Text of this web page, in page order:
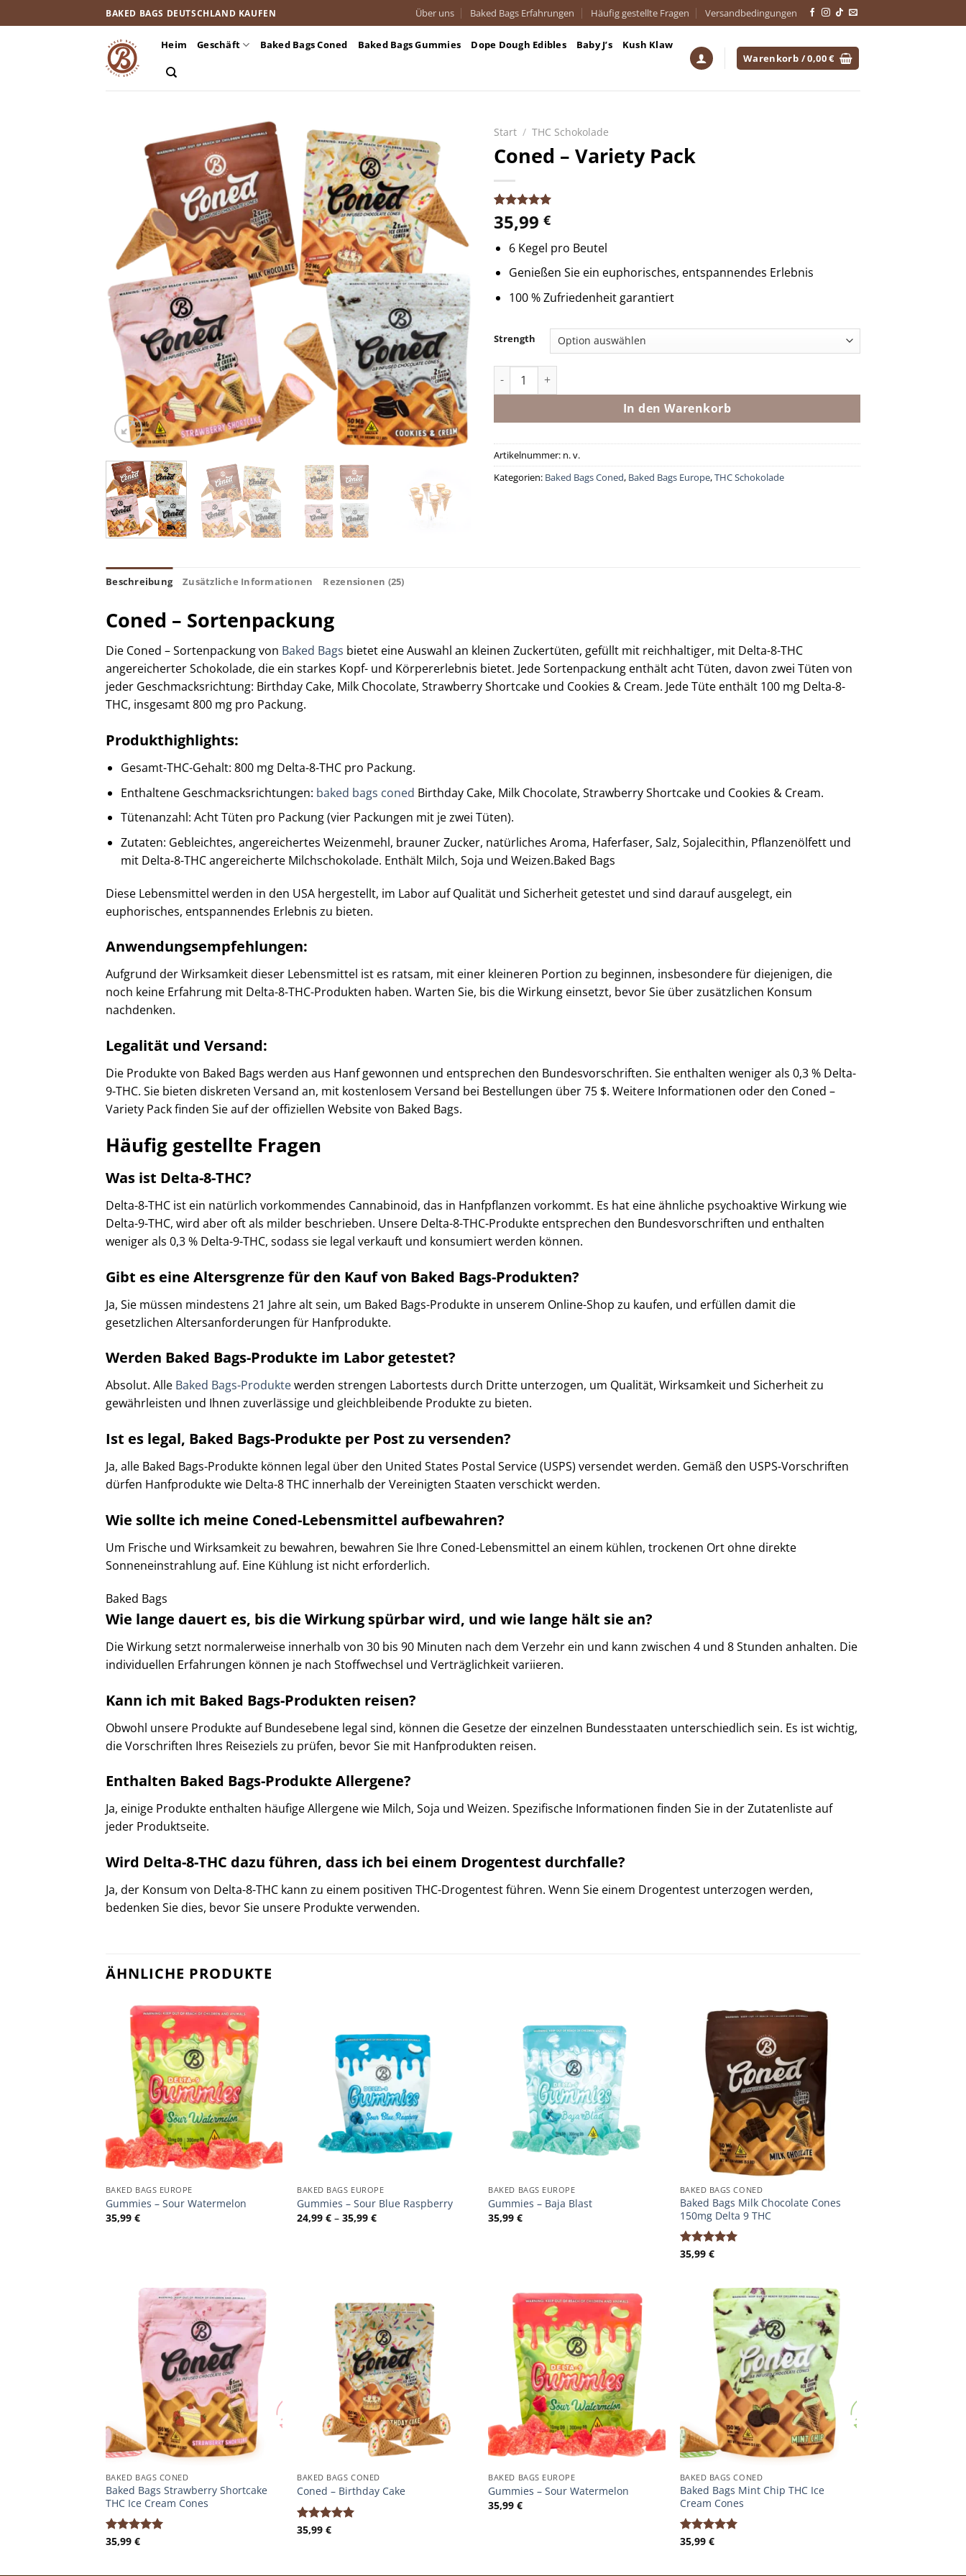
Inhalt
BAKED BAGS DEUTSCHLAND KAUFEN Über uns Baked Bags Erfahrungen Häufig gestellte Fragen Versandbedingungen
Heim Geschäft Baked Bags Coned Baked Bags Gummies Dope Dough Edibles Baby J’s
Kush Klaw
Warenkorb /0,00€
Start / THC Schokolade
Coned – Variety Pack
Bewertet
mit5.00
basierend
25
Kundenbewertungen
35,99 €
6 Kegel pro Beutel
Genießen Sie ein euphorisches, entspannendes Erlebnis
100 % Zufriedenheit garantiert
Strength
Coned - Variety Pack Menge
In den Warenkorb
Artikelnummer: n. v.
Kategorien: Baked Bags Coned, Baked Bags Europe,THC Schokolade
Beschreibung Zusätzliche Informationen Rezensionen (25)
Coned – Sortenpackung
Die Coned – Sortenpackung von Baked Bags bietet eine Auswahl an kleinen Zuckertüten, gefüllt mit reichhaltiger, mit Delta-8-THC
angereicherter Schokolade, die ein starkes Kopf- und Körpererlebnis bietet. Jede Sortenpackung enthält acht Tüten, davon zwei Tüten von
jeder Geschmacksrichtung: Birthday Cake, Milk Chocolate, Strawberry Shortcake und Cookies & Cream. Jede Tüte enthält 100 mg Delta-8-
THC, insgesamt 800 mg pro Packung.
Produkthighlights:
Gesamt-THC-Gehalt: 800 mg Delta-8-THC pro Packung.
Enthaltene Geschmacksrichtungen: baked bags coned Birthday Cake, Milk Chocolate, Strawberry Shortcake und Cookies & Cream.
Tütenanzahl: Acht Tüten pro Packung (vier Packungen mit je zwei Tüten).
Zutaten: Gebleichtes, angereichertes Weizenmehl, brauner Zucker, natürliches Aroma, Haferfaser, Salz, Sojalecithin, Pflanzenölfett und
mit Delta-8-THC angereicherte Milchschokolade. Enthält Milch, Soja und Weizen.​Baked Bags
Diese Lebensmittel werden in den USA hergestellt, im Labor auf Qualität und Sicherheit getestet und sind darauf ausgelegt, ein
euphorisches, entspannendes Erlebnis zu bieten. ​
Anwendungsempfehlungen:
Aufgrund der Wirksamkeit dieser Lebensmittel ist es ratsam, mit einer kleineren Portion zu beginnen, insbesondere für diejenigen, die
noch keine Erfahrung mit Delta-8-THC-Produkten haben. Warten Sie, bis die Wirkung einsetzt, bevor Sie über zusätzlichen Konsum
nachdenken.​
Legalität und Versand:
Die Produkte von Baked Bags werden aus Hanf gewonnen und entsprechen den Bundesvorschriften. Sie enthalten weniger als 0,3 % Delta-
9-THC. Sie bieten diskreten Versand an, mit kostenlosem Versand bei Bestellungen über 75 $. ​Weitere Informationen oder den Coned –
Variety Pack finden Sie auf der offiziellen Website von Baked Bags.
Häufig gestellte Fragen
Was ist Delta-8-THC?
Delta-8-THC ist ein natürlich vorkommendes Cannabinoid, das in Hanfpflanzen vorkommt. Es hat eine ähnliche psychoaktive Wirkung wie
Delta-9-THC, wird aber oft als milder beschrieben. Unsere Delta-8-THC-Produkte entsprechen den Bundesvorschriften und enthalten
weniger als 0,3 % Delta-9-THC, sodass sie legal verkauft und konsumiert werden können. ​
Gibt es eine Altersgrenze für den Kauf von Baked Bags-Produkten?
Ja, Sie müssen mindestens 21 Jahre alt sein, um Baked Bags-Produkte in unserem Online-Shop zu kaufen, und erfüllen damit die
gesetzlichen Altersanforderungen für Hanfprodukte. ​
Werden Baked Bags-Produkte im Labor getestet?
Absolut. Alle Baked Bags-Produktewerden strengen Labortests durch Dritte unterzogen, um Qualität, Wirksamkeit und Sicherheit zu
gewährleisten und Ihnen zuverlässige und gleichbleibende Produkte zu bieten. ​
Ist es legal, Baked Bags-Produkte per Post zu versenden?
Ja, alle Baked Bags-Produkte können legal über den United States Postal Service (USPS) versendet werden. Gemäß den USPS-Vorschriften
dürfen Hanfprodukte wie Delta-8 THC innerhalb der Vereinigten Staaten verschickt werden. ​
Wie sollte ich meine Coned-Lebensmittel aufbewahren?
Um Frische und Wirksamkeit zu bewahren, bewahren Sie Ihre Coned-Lebensmittel an einem kühlen, trockenen Ort ohne direkte
Sonneneinstrahlung auf. Eine Kühlung ist nicht erforderlich. ​
Baked Bags
Wie lange dauert es, bis die Wirkung spürbar wird, und wie lange hält sie an?
Die Wirkung setzt normalerweise innerhalb von 30 bis 90 Minuten nach dem Verzehr ein und kann zwischen 4 und 8 Stunden anhalten. Die
individuellen Erfahrungen können je nach Stoffwechsel und Verträglichkeit variieren.​
Kann ich mit Baked Bags-Produkten reisen?
Obwohl unsere Produkte auf Bundesebene legal sind, können die Gesetze der einzelnen Bundesstaaten unterschiedlich sein. Es ist wichtig,
die Vorschriften Ihres Reiseziels zu prüfen, bevor Sie mit Hanfprodukten reisen.​
Enthalten Baked Bags-Produkte Allergene?
Ja, einige Produkte enthalten häufige Allergene wie Milch, Soja und Weizen. Spezifische Informationen finden Sie in der Zutatenliste auf
jeder Produktseite.​
Wird Delta-8-THC dazu führen, dass ich bei einem Drogentest durchfalle?
Ja, der Konsum von Delta-8-THC kann zu einem positiven THC-Drogentest führen. Wenn Sie einem Drogentest unterzogen werden,
bedenken Sie dies, bevor Sie unsere Produkte verwenden.
ÄHNLICHE PRODUKTE
BAKED BAGS EUROPE
Gummies – Sour Watermelon
35,99 €
BAKED BAGS EUROPE
Gummies – Sour Blue Raspberry
24,99€ –35,99€Preisspanne:
BAKED BAGS EUROPE
Gummies – Baja Blast
35,99€
BAKED BAGS CONED
Baked Bags Milk Chocolate Cones
150mg Delta 9 THC
Bewertet
35,99 €
BAKED BAGS CONED
Baked Bags Strawberry Shortcake
THC Ice Cream Cones
Bewertet
35,99 €
BAKED BAGS CONED
Coned – Birthday Cake
Bewertet
35,99€
BAKED BAGS EUROPE
Gummies – Sour Watermelon
35,99€
BAKED BAGS CONED
Baked Bags Mint Chip THC Ice
Cream Cones
Bewertet
35,99 €